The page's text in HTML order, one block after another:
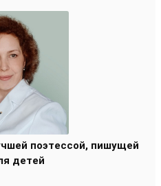
поэтессой, пишущей
детей